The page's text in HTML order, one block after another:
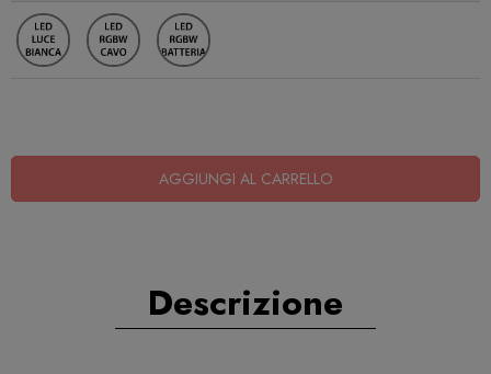
AGGIUNGI AL CARRELLO
Descrizione